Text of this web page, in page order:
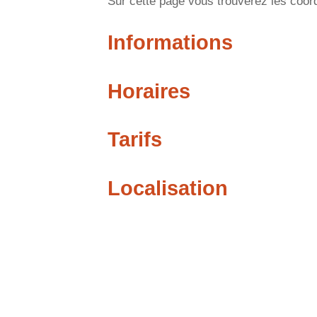
Informations
Horaires
Tarifs
Localisation